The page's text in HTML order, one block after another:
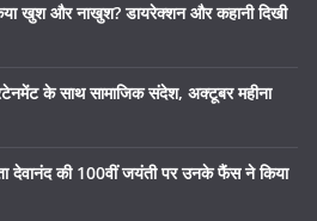
खुश और नाखुश? डायरेक्शन और कहानी दिखी
के साथ सामाजिक संदेश, अक्टूबर महीना
देवानंद की 100वीं जयंती पर उनके फैंस ने किया